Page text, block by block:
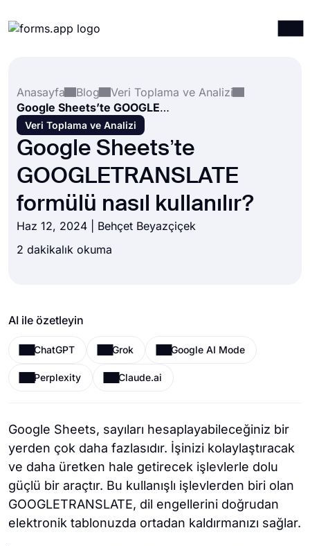
Entegrasyonlar
Şablonlar
Kaynaklar
Fiyatlandırma
Anasayfa
Blog
Veri Toplama ve Analizi
Google Sheets’te GOOGLETRANSLATE formülü nasıl kullanılır?
Veri Toplama ve Analizi
Google Sheets’te
GOOGLETRANSLATE
formülü nasıl kullanılır?
Haz 12, 2024 | Behçet Beyazçiçek
2 dakikalık okuma
AI ile özetleyin
ChatGPT Grok Google AI Mode
Perplexity Claude.ai
Google Sheets, sayıları hesaplayabileceğiniz bir
yerden çok daha fazlasıdır. İşinizi kolaylaştıracak
ve daha üretken hale getirecek işlevlerle dolu
güçlü bir araçtır. Bu kullanışlı işlevlerden biri olan
GOOGLETRANSLATE, dil engellerini doğrudan
elektronik tablonuzda ortadan kaldırmanızı sağlar.